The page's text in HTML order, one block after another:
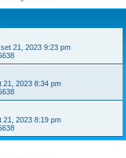
21, 2023 9:23 pm
21, 2023 8:34 pm
21, 2023 8:19 pm